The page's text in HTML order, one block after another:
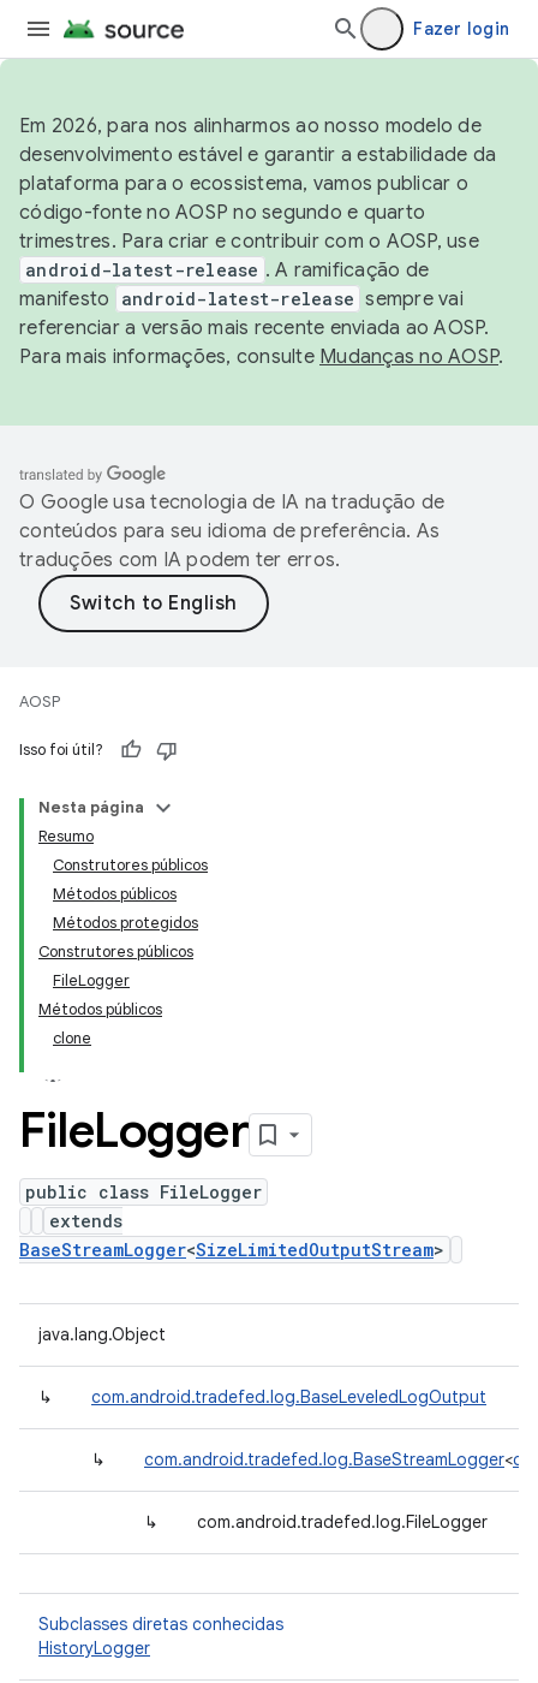
Fazer login
Em 2026, para nos alinharmos ao nosso modelo de
desenvolvimento estável e garantir a estabilidade da
plataforma para o ecossistema, vamos publicar o
código-fonte no AOSP no segundo e quarto
trimestres. Para criar e contribuir com o AOSP, use
android-latest-release . A ramificação de
manifesto
android-latest-release sempre vai
referenciar a versão mais recente enviada ao AOSP.
Para mais informações, consulte Mudanças no AOSP.
O Google usa tecnologia de IA na tradução de
conteúdos para seu idioma de preferência. As
traduções com IA podem ter erros.
AOSP
Isso foi útil?
Nesta página
Resumo
Construtores públicos
Métodos públicos
Métodos protegidos
Construtores públicos
FileLogger
Métodos públicos
clone
FileLogger
public class FileLogger
extends
BaseStreamLogger<SizeLimitedOutputStream>
java.lang.Object
↳ com.android.tradefed.log.BaseLeveledLogOutput
↳ com.android.tradefed.log.BaseStreamLogger<
↳ com.android.tradefed.log.FileLogger
Subclasses diretas conhecidas
HistoryLogger